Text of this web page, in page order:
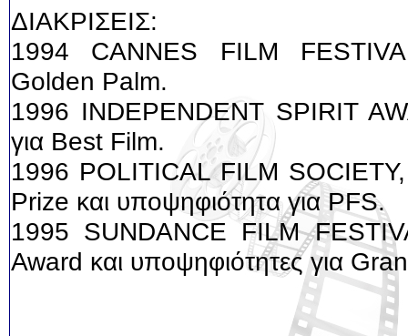
ΔΙΑΚΡΙΣΕΙΣ:
1994 CANNES FILM
Golden Palm.
1996 INDEPENDENT SPIRIT
για Best Film.
1996 POLITICAL FILM
Prize και υποψηφιότητα για PFS.
1995 SUNDANCE FILM
Award και υποψηφιότητες για